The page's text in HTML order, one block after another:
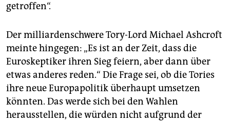
getroffen“.
Der milliardenschwere Tory-Lord Michael Ashcroft
meinte hingegen: „Es ist an der Zeit, dass die
Euroskeptiker ihren Sieg feiern, aber dann über
etwas anderes reden.“ Die Frage sei, ob die Tories
ihre neue Europapolitik überhaupt umsetzen
könnten. Das werde sich bei den Wahlen
herausstellen, die würden nicht aufgrund der